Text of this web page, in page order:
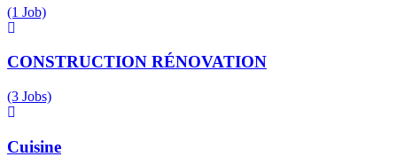
(1 Job)
CONSTRUCTION RÉNOVATION
(3 Jobs)
Cuisine